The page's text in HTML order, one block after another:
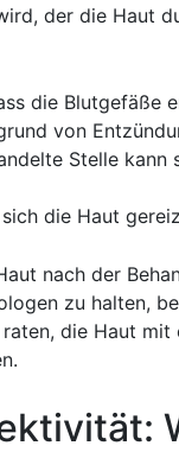
der ​die​ Haut
die Blutgefäße
von
⁣Stelle kann
​die Haut
nach der⁣
zu halten,
die Haut‍